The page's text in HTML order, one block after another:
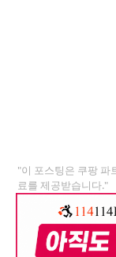
"이 포스팅은 쿠팡 파
료를 제공받습니다."